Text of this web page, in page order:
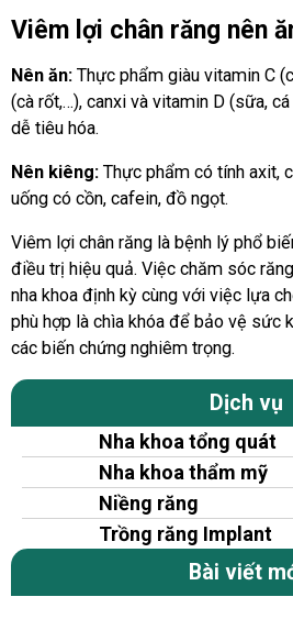
Viêm lợi chân răng nên
Nên ăn: Thực phẩm giàu vitamin C
(cà rốt,…), canxi và vitamin D (sữa,
dễ tiêu hóa.
Nên kiêng: Thực phẩm có tính axit,
uống có cồn, cafein, đồ ngọt.
Viêm lợi chân răng là bệnh lý phổ
điều trị hiệu quả. Việc chăm sóc
nha khoa định kỳ cùng với việc lựa
phù hợp là chìa khóa để bảo vệ sức
các biến chứng nghiêm trọng.
Dịch vụ
Nha khoa tổng quát
Nha khoa thẩm mỹ
Niềng răng
Trồng răng Implant
Bài viết